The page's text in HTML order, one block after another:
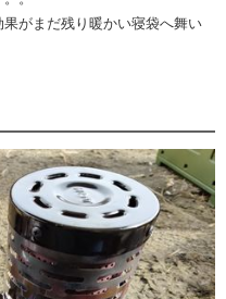
がまだ残り暖かい寝袋へ舞い